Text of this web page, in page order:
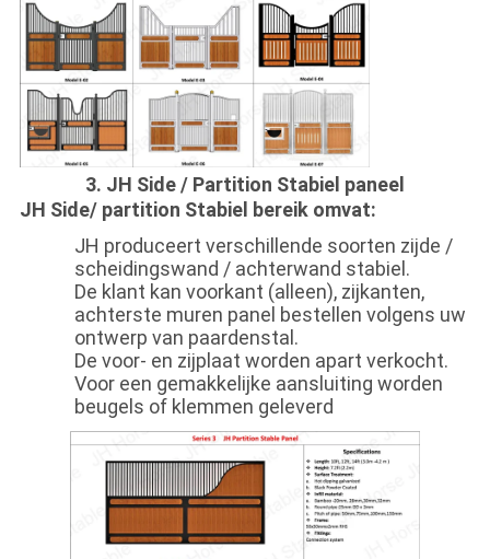
3. JH Side / Partition Stabiel paneel
JH Side/ partition Stabiel bereik omvat:
JH produceert verschillende soorten zijde /
scheidingswand / achterwand stabiel.
De klant kan voorkant (alleen), zijkanten,
achterste muren panel bestellen volgens uw
ontwerp van paardenstal.
De voor- en zijplaat worden apart verkocht.
Voor een gemakkelijke aansluiting worden
beugels of klemmen geleverd